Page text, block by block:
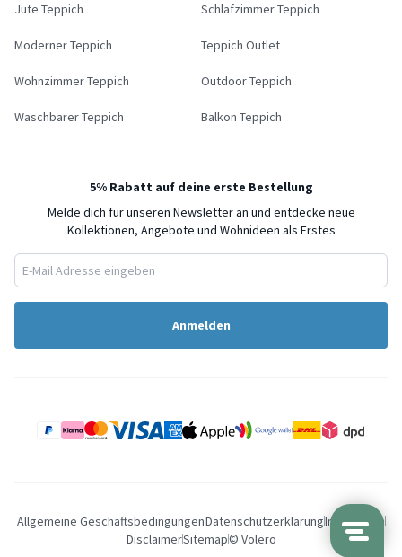
Jute Teppich Schlafzimmer Teppich
Moderner Teppich Teppich Outlet
Wohnzimmer Teppich Outdoor Teppich
Waschbarer Teppich Balkon Teppich
5% Rabatt auf deine erste Bestellung
Melde dich für unseren Newsletter an und entdecke neue
Kollektionen, Angebote und Wohnideen als Erstes
Anmelden
Allgemeine GeschaftsbedingungenDatenschutzerklärungImpressum
DisclaimerSitemap© Volero